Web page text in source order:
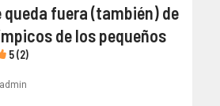
queda fuera (también) de
de los pequeños
5 (2)
admin